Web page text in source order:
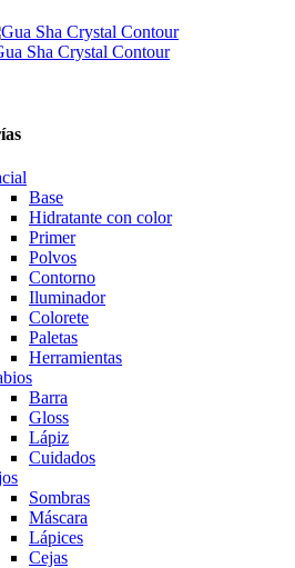
Sha Crystal Contour
Base
Hidratante con color
Primer
Polvos
Contorno
Iluminador
Colorete
Paletas
Herramientas
Barra
Gloss
Lápiz
Cuidados
Sombras
Máscara
Lápices
Cejas